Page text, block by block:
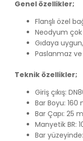
Genel özellikler;
Flanşlı özel
Neodyum çok
Gıdaya
Paslanmaz ve
Teknik özellikler;
Giriş çıkış:
Bar Boyu: 160
Bar Çapı: 25
Manyetik BR:
Bar